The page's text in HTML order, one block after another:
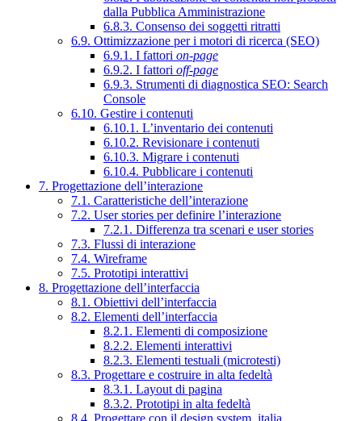
dalla Pubblica Amministrazione
6.8.3. Consenso dei soggetti ritratti
6.9. Ottimizzazione per i motori di ricerca (SEO)
6.9.1. I fattori on-page
6.9.2. I fattori off-page
6.9.3. Strumenti di diagnostica SEO: Search
Console
6.10. Gestire i contenuti
6.10.1. L’inventario dei contenuti
6.10.2. Revisionare i contenuti
6.10.3. Migrare i contenuti
6.10.4. Pubblicare i contenuti
7. Progettazione dell’interazione
7.1. Caratteristiche dell’interazione
7.2. User stories per definire l’interazione
7.2.1. Differenza tra scenari e user stories
7.3. Flussi di interazione
7.4. Wireframe
7.5. Prototipi interattivi
8. Progettazione dell’interfaccia
8.1. Obiettivi dell’interfaccia
8.2. Elementi dell’interfaccia
8.2.1. Elementi di composizione
8.2.2. Elementi interattivi
8.2.3. Elementi testuali (microtesti)
8.3. Progettare e costruire in alta fedeltà
8.3.1. Layout di pagina
8.3.2. Prototipi in alta fedeltà
8.4. Progettare con il design system .italia